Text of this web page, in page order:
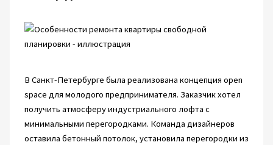
В Санкт-Петербурге была реализована концепция open
space для молодого предпринимателя. Заказчик хотел
получить атмосферу индустриального лофта с
минимальными перегородками. Команда дизайнеров
оставила бетонный потолок, установила перегородки из